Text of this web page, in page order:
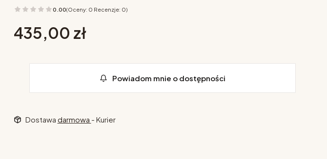
0.00(Oceny: 0 Recenzje: 0)
Cena
435,00 zł
Powiadom mnie o dostępności
Dostawa darmowa - Kurier